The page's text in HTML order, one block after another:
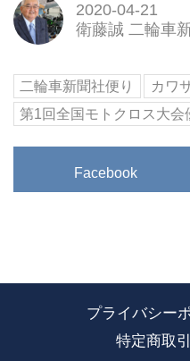
2020-04-21
衛藤誠 二輪車
二輪車新聞社便り カワ
第1回全国モトクロス大会
Facebook
プライバシー
特定商取